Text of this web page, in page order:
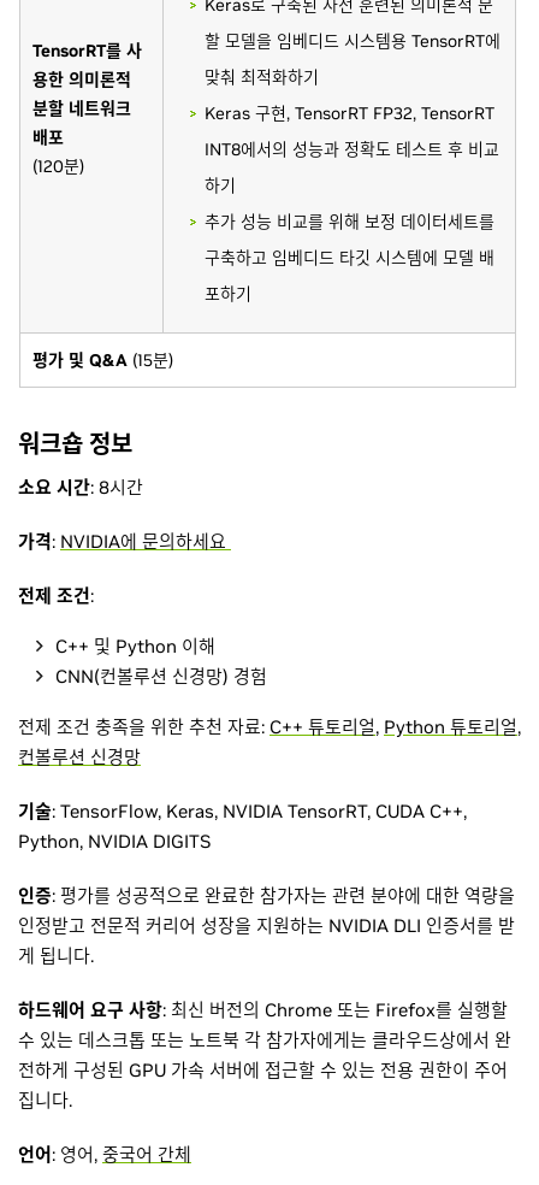
TensorRT를 사
용한 의미론적
분할 네트워크
배포
(120분)
Keras로 구축된 사전 훈련된 의미론적 분
할 모델을 임베디드 시스템용 TensorRT에
맞춰 최적화하기
Keras 구현, TensorRT FP32, TensorRT
INT8에서의 성능과 정확도 테스트 후 비교
하기
추가 성능 비교를 위해 보정 데이터세트를
구축하고 임베디드 타깃 시스템에 모델 배
포하기
평가 및 Q&A (15분)
워크숍 정보
소요 시간: 8시간
가격: NVIDIA에 문의하세요
전제 조건:
C++ 및 Python 이해
CNN(컨볼루션 신경망) 경험
전제 조건 충족을 위한 추천 자료: C++ 튜토리얼, Python 튜토리얼,
컨볼루션 신경망
기술: TensorFlow, Keras, NVIDIA TensorRT, CUDA C++,
Python, NVIDIA DIGITS
인증: 평가를 성공적으로 완료한 참가자는 관련 분야에 대한 역량을
인정받고 전문적 커리어 성장을 지원하는 NVIDIA DLI 인증서를 받
게 됩니다.
하드웨어 요구 사항: 최신 버전의 Chrome 또는 Firefox를 실행할
수 있는 데스크톱 또는 노트북 각 참가자에게는 클라우드상에서 완
전하게 구성된 GPU 가속 서버에 접근할 수 있는 전용 권한이 주어
집니다.
언어: 영어, 중국어 간체